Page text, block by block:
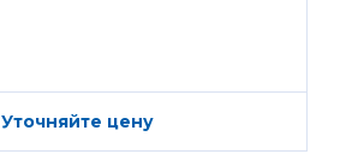
Уточняйте цену